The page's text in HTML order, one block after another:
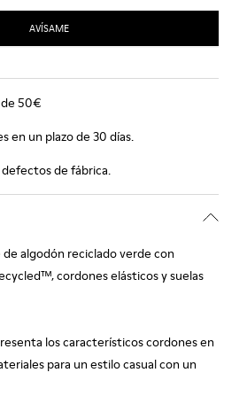
AVÍSAME
50€
en un plazo de 30 días.
de fábrica.
algodón reciclado verde con
cordones elásticos y suelas
los característicos cordones en
para un estilo casual con un